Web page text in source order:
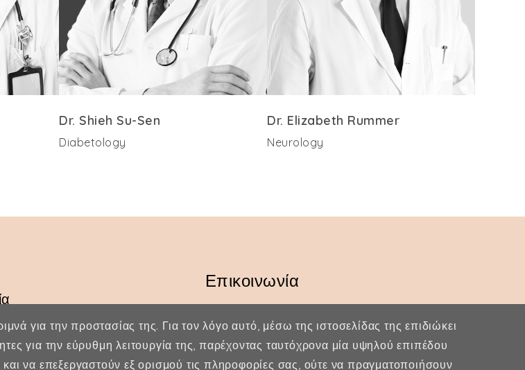
Dr. Shieh Su-Sen
Diabetology
Dr. Elizabeth Rummer
Neurology
Αναπαραγωγή
Επικοινωνία
(30) 211 42 33 309
(30) 697 49 05 113
για την προστασίας της. Για τον λόγο αυτό, μέσω της ιστοσελίδας της επιδιώκει
για την εύρυθμη λειτουργία της, παρέχοντας ταυτόχρονα μία υψηλού επιπέδου
να επεξεργαστούν εξ ορισμού τις πληροφορίες σας, ούτε να πραγματοποιήσουν